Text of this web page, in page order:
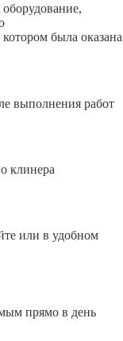
была оказана
выполнения работ
клинера
или в удобном
прямо в день